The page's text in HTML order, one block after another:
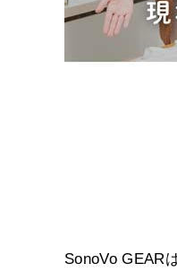
SonoVo GEAR